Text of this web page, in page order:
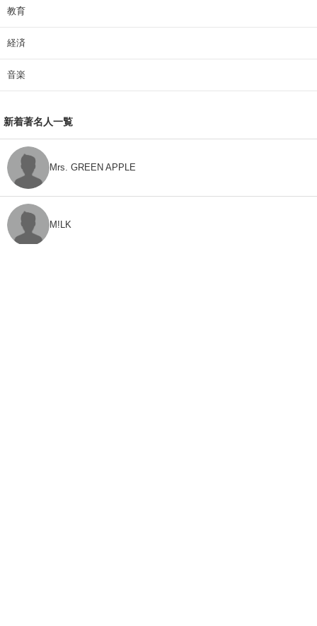
教育
経済
音楽
新着著名人一覧
Mrs. GREEN APPLE
M!LK